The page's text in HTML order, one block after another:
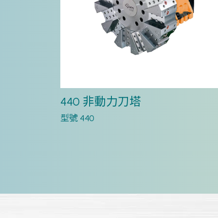
440 非動力刀塔
型號 440